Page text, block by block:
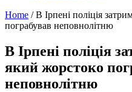
Home / В Ірпені поліція
пограбував неповнолітню
В Ірпені поліція
який жорстоко
неповнолітню